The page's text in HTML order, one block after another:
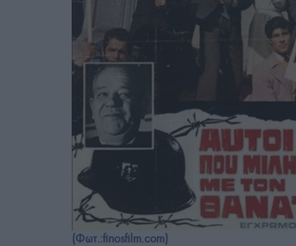
(Φωτ.:finosfilm.com)